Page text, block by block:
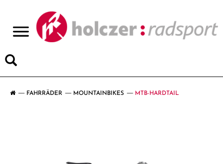
FAHRRÄDER MOUNTAINBIKES MTB-HARDTAIL